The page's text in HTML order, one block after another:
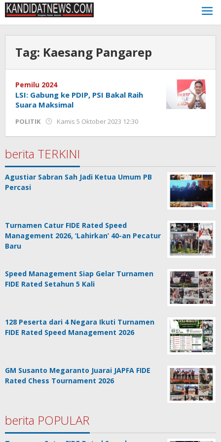
Lewati
ke
konten
Tag: Kaesang Pangarep
Pemilu 2024
LSI: Gabung ke PDIP, PSI Bakal Raih
Suara Maksimal
POLITIK Kamis 5 Oktober 2023 12:30
Jackson
berita TERKINI
Agustiar Sabran Sah Jadi Ketua Umum PB
Percasi
Turnamen Catur FIDE Rated Speed
Management 2026, ‘Lahirkan’ 40-an Pecatur
Baru
Speed Management Siap Gelar Turnamen
FIDE Rated Setahun 5 Kali
128 Peserta dari 4 Negara Ikuti Turnamen
FIDE Rated Speed Management 2026
GM Susanto Megaranto Juarai JAPFA FIDE
Rated Chess Tournament 2026
berita POPULAR